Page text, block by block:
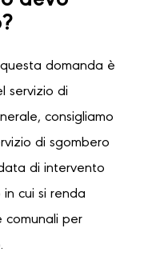
domanda è
servizio di
consigliamo
di sgombero
di intervento
cui si renda
comunali per